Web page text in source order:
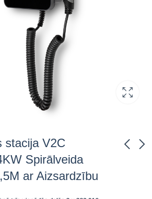
stacija V2C
Spirālveida
ar AizsardzībuAuto uzlādes stacija
Auto uzlādes stacija